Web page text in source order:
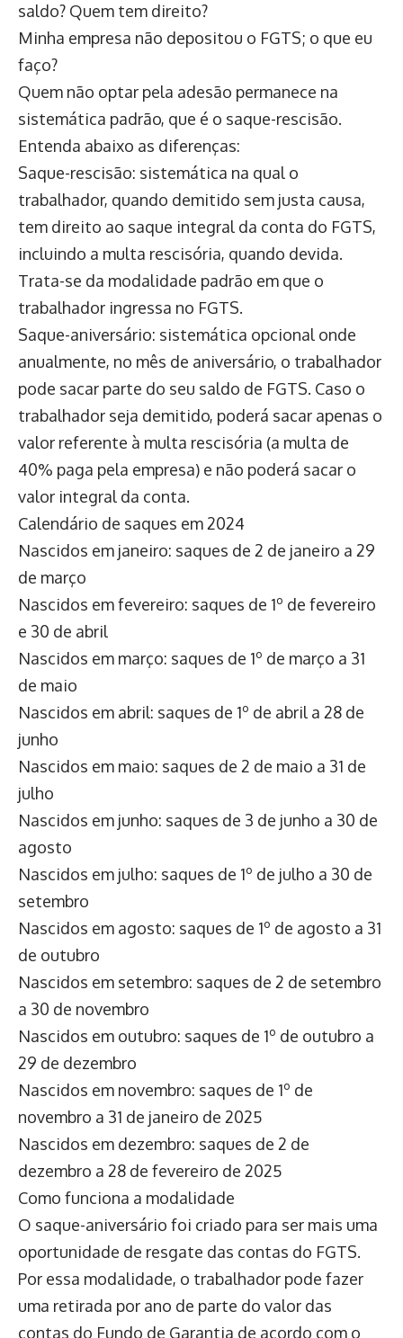
saldo? Quem tem direito?
Minha empresa não depositou o FGTS; o que eu
faço?
Quem não optar pela adesão permanece na
sistemática padrão, que é o saque-rescisão.
Entenda abaixo as diferenças:
Saque-rescisão: sistemática na qual o
trabalhador, quando demitido sem justa causa,
tem direito ao saque integral da conta do FGTS,
incluindo a multa rescisória, quando devida.
Trata-se da modalidade padrão em que o
trabalhador ingressa no FGTS.
Saque-aniversário: sistemática opcional onde
anualmente, no mês de aniversário, o trabalhador
pode sacar parte do seu saldo de FGTS. Caso o
trabalhador seja demitido, poderá sacar apenas o
valor referente à multa rescisória (a multa de
40% paga pela empresa) e não poderá sacar o
valor integral da conta.
Calendário de saques em 2024
Nascidos em janeiro: saques de 2 de janeiro a 29
de março
Nascidos em fevereiro: saques de 1º de fevereiro
e 30 de abril
Nascidos em março: saques de 1º de março a 31
de maio
Nascidos em abril: saques de 1º de abril a 28 de
junho
Nascidos em maio: saques de 2 de maio a 31 de
julho
Nascidos em junho: saques de 3 de junho a 30 de
agosto
Nascidos em julho: saques de 1º de julho a 30 de
setembro
Nascidos em agosto: saques de 1º de agosto a 31
de outubro
Nascidos em setembro: saques de 2 de setembro
a 30 de novembro
Nascidos em outubro: saques de 1º de outubro a
29 de dezembro
Nascidos em novembro: saques de 1º de
novembro a 31 de janeiro de 2025
Nascidos em dezembro: saques de 2 de
dezembro a 28 de fevereiro de 2025
Como funciona a modalidade
O saque-aniversário foi criado para ser mais uma
oportunidade de resgate das contas do FGTS.
Por essa modalidade, o trabalhador pode fazer
uma retirada por ano de parte do valor das
contas do Fundo de Garantia de acordo com o